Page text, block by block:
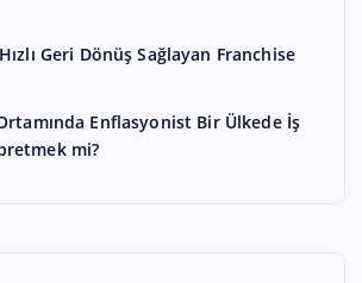
Geri Dönüş Sağlayan Franchise
Enflasyonist Bir Ülkede İş
mi?